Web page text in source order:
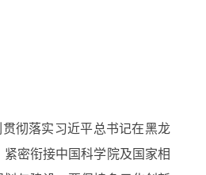
彻落实习近平总书记在黑龙
密衔接中国科学院及国家相